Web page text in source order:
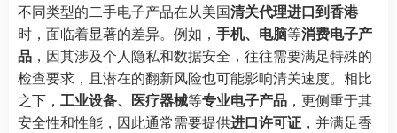
不同类型的二手电子产品在从美国清关代理进口到香港
时，面临着显著的差异。例如， 手机、电脑等消费电子产
品 ，因其涉及个人隐私和数据安全，往往需要满足特殊的
检查要求，且潜在的翻新风险也可能影响清关速度。相比
之下， 工业设备、医疗器械等专业电子产品 ，更侧重于其
安全性和性能，因此通常需要提供进口许可证 ，并满足香